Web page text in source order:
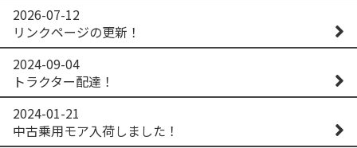
2026-07-12
リンクページの更新！
2024-09-04
トラクター配達！
2024-01-21
中古乗用モア入荷しました！